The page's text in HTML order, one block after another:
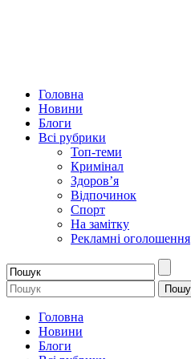
Головна
Новини
Блоги
Всі рубрики
Топ-теми
Кримінал
Здоров’я
Відпочинок
Спорт
На замітку
Рекламні оголошення
Головна
Новини
Блоги